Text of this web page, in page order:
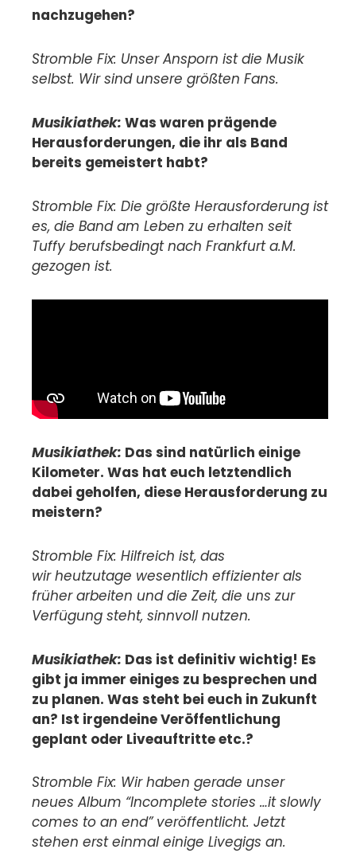
nachzugehen?
Stromble Fix: Unser Ansporn ist die Musik
selbst. Wir sind unsere größten Fans.
Musikiathek: Was waren prägende
Herausforderungen, die ihr als Band
bereits gemeistert habt?
Stromble Fix: Die größte Herausforderung ist
es, die Band am Leben zu erhalten seit
Tuffy berufsbedingt nach Frankfurt a.M.
gezogen ist.
Musikiathek: Das sind natürlich einige
Kilometer. Was hat euch letztendlich
dabei geholfen, diese Herausforderung zu
meistern?
Stromble Fix: Hilfreich ist, das
wir heutzutage wesentlich effizienter als
früher arbeiten und die Zeit, die uns zur
Verfügung steht, sinnvoll nutzen.
Musikiathek: Das ist definitiv wichtig! Es
gibt ja immer einiges zu besprechen und
zu planen. Was steht bei euch in Zukunft
an? Ist irgendeine Veröffentlichung
geplant oder Liveauftritte etc.?
Stromble Fix: Wir haben gerade unser
neues Album “Incomplete stories …it slowly
comes to an end” veröffentlicht. Jetzt
stehen erst einmal einige Livegigs an.